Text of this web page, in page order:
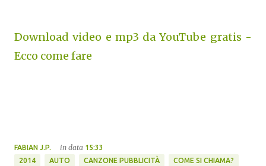
Download video e mp3 da YouTube gratis -
Ecco come fare
FABIAN J.P. in data 15:33
2014
AUTO CANZONE PUBBLICITÀ COME SI CHIAMA?